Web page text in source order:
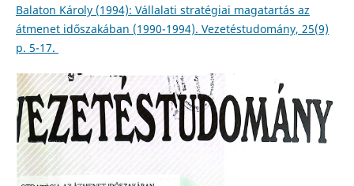
Balaton Károly (1994): Vállalati stratégiai magatartás az
átmenet időszakában (1990-1994). Vezetéstudomány, 25(9)
p. 5-17.